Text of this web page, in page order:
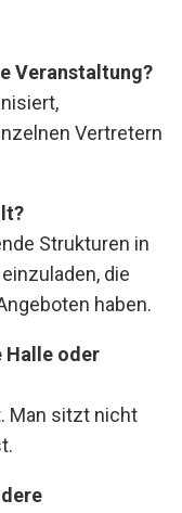
Veranstaltung?
Vertretern
Strukturen in
die
haben.
Halle oder
Man sitzt nicht